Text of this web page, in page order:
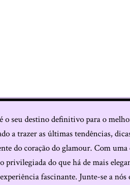
é o seu destino definitivo para o
a trazer as últimas tendências,
do coração do glamour. Com uma
privilegiada do que há de mais
fascinante. Junte-se a